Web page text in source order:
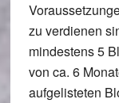
zu verdienen
mindestens 5
von ca. 6
aufgelisteten